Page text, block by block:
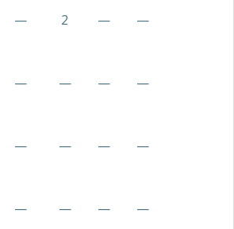
— 2 — —
— — — —
— — — —
— — — —